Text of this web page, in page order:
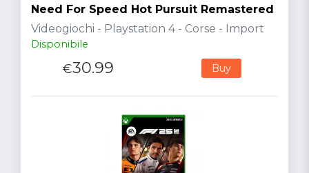
Need For Speed Hot Pursuit Remastered
Videogiochi - Playstation 4 - Corse - Import
Disponibile
€30.99 Buy